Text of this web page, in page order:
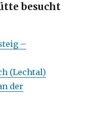
besucht
–
(Lechtal)
der